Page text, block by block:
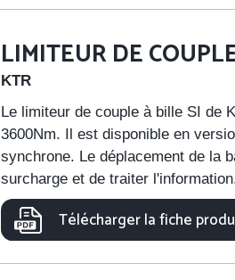
LIMITEUR DE
KTR
Le limiteur de couple à bille SI de
3600Nm. Il est disponible en
synchrone. Le déplacement de la
surcharge et de traiter
Télécharger la fiche